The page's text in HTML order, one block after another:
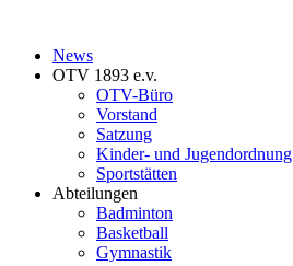
News
OTV 1893 e.v.
OTV-Büro
Vorstand
Satzung
Kinder- und Jugendordnung
Sportstätten
Abteilungen
Badminton
Basketball
Gymnastik